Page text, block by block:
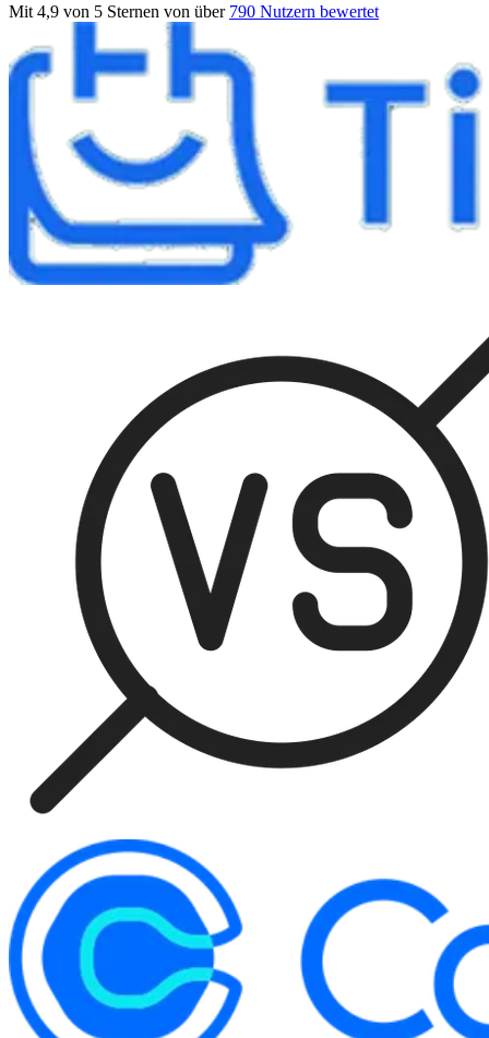
Mit 4,9 von 5 Sternen von über 790 Nutzern bewertet